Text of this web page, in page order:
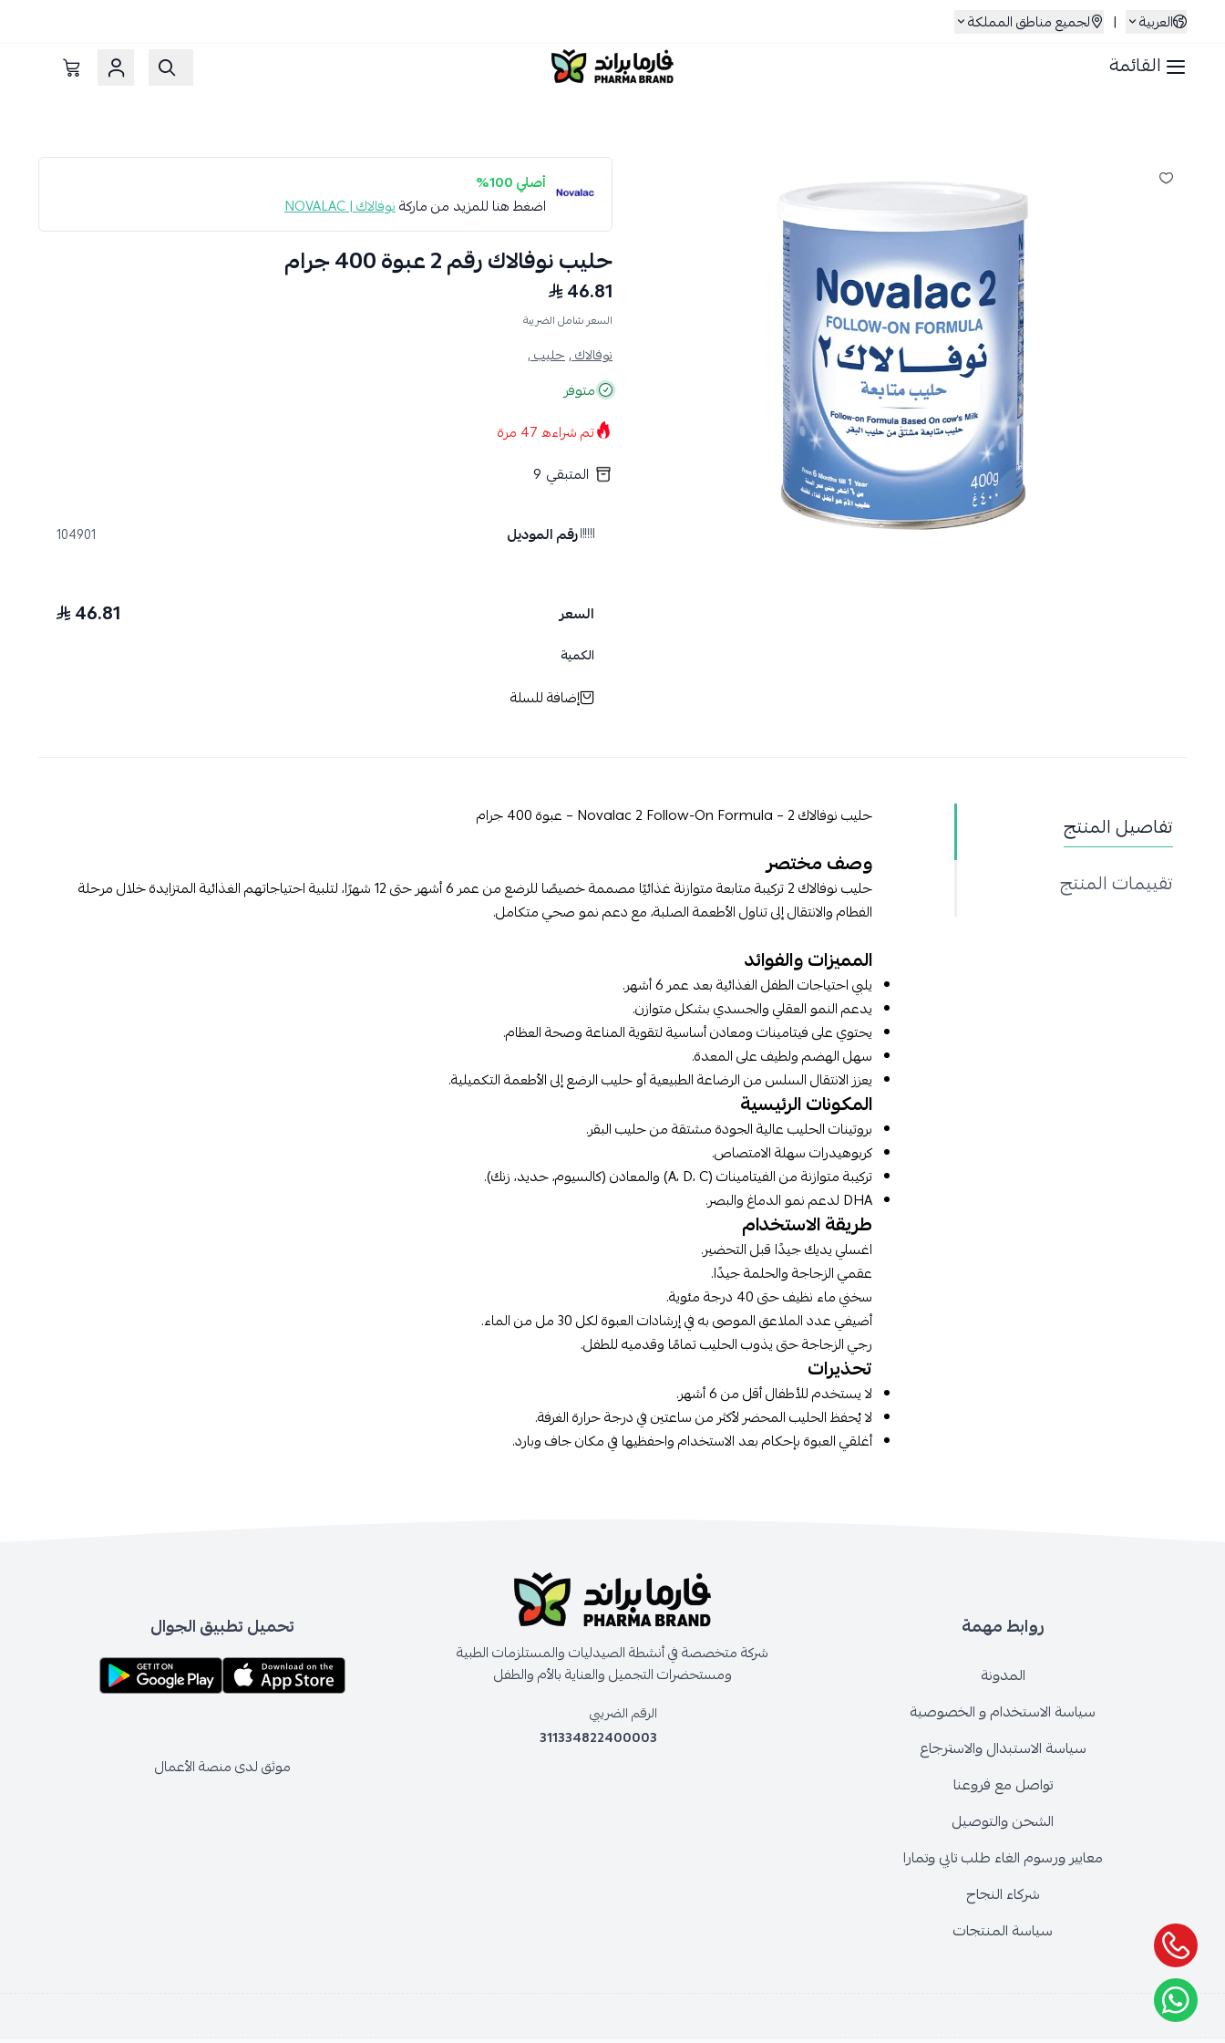
العربية | لجميع مناطق المملكة
القائمة صيدلية فارما براند
أصلي 100%
اضغط هنا للمزيد من ماركةنوفالاك | NOVALAC
حليب نوفالاك رقم 2 عبوة 400 جرام
46.81
السعر شامل الضريبة
نوفالاك ,حليب ,
متوفر
تم شراءه47 مرة
المتبقي 9
رقم الموديل 104901
السعر 46.81
الكمية
إضافة للسلة
تفاصيل المنتج
تقييمات المنتج
حليب نوفالاك 2 – Novalac 2 Follow-On Formula – عبوة 400 جرام
وصف مختصر
حليب نوفالاك 2 تركيبة متابعة متوازنة غذائيًا مصممة خصيصًا للرضع من عمر 6 أشهر حتى 12 شهرًا، لتلبية احتياجاتهم الغذائية المتزايدة خلال مرحلة
الفطام والانتقال إلى تناول الأطعمة الصلبة، مع دعم نمو صحي متكامل.
المميزات والفوائد
يلبي احتياجات الطفل الغذائية بعد عمر 6 أشهر.
يدعم النمو العقلي والجسدي بشكل متوازن.
يحتوي على فيتامينات ومعادن أساسية لتقوية المناعة وصحة العظام.
سهل الهضم ولطيف على المعدة.
يعزز الانتقال السلس من الرضاعة الطبيعية أو حليب الرضع إلى الأطعمة التكميلية.
المكونات الرئيسية
بروتينات الحليب عالية الجودة مشتقة من حليب البقر.
كربوهيدرات سهلة الامتصاص.
تركيبة متوازنة من الفيتامينات (A، D، C) والمعادن (كالسيوم، حديد، زنك).
DHA لدعم نمو الدماغ والبصر.
طريقة الاستخدام
اغسلي يديك جيدًا قبل التحضير.
عقمي الزجاجة والحلمة جيدًا.
سخني ماء نظيف حتى 40 درجة مئوية.
أضيفي عدد الملاعق الموصى به في إرشادات العبوة لكل 30 مل من الماء.
رجي الزجاجة حتى يذوب الحليب تمامًا وقدميه للطفل.
تحذيرات
لا يستخدم للأطفال أقل من 6 أشهر.
لا يُحفظ الحليب المحضر لأكثر من ساعتين في درجة حرارة الغرفة.
أغلقي العبوة بإحكام بعد الاستخدام واحفظيها في مكان جاف وبارد.
روابط مهمة
المدونة
سياسة الاستخدام و الخصوصية
سياسة الاستبدال والاسترجاع
تواصل مع فروعنا
الشحن والتوصيل
معايير ورسوم الغاء طلب تابي وتمارا
شركاء النجاح
سياسة المنتجات
شركة متخصصة في أنشطة الصيدليات والمستلزمات الطبية
ومستحضرات التجميل والعناية بالأم والطفل
الرقم الضريبي
311334822400003
تحميل تطبيق الجوال
موثق لدى منصة الأعمال